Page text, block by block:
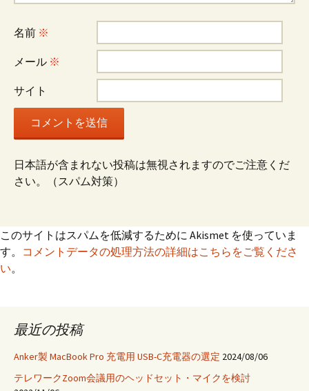
名前 ※
メール ※
サイト
日本語が含まれない投稿は無視されますのでご注意くだ
さい。（スパム対策）
このサイトはスパムを低減するために Akismet を使っていま
す。 コメントデータの処理方法の詳細はこちらをご覧くださ
い。
最近の投稿
Anker製 MacBook Pro 充電用 USB-C充電器の選定 2024/08/06
テレワークZoom会議用のヘッドセット・マイクを検討